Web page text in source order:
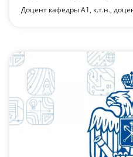
Доцент кафедры А1, к.т.н.,